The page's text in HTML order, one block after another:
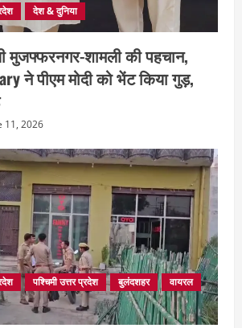
देश & दुनिया
मुजफ्फरनगर-शामली की पहचान,
ने पीएम मोदी को भेंट किया गुड़,
11, 2026
पश्चिमी उत्तर प्रदेश बुलंदशहर
वायरल